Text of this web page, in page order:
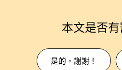
本文是否有
是的，謝謝！